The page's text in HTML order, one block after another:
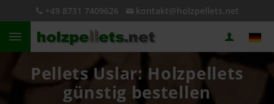
+49 8731 7409626 kontakt@holzpellets.net
Pellets Uslar: Holzpellets
günstig bestellen